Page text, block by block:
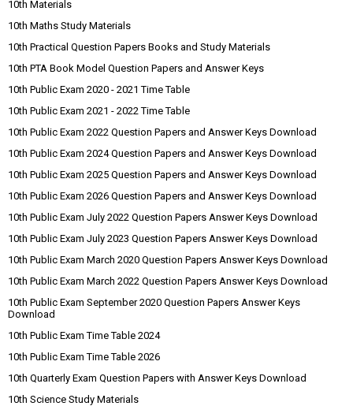
10th Materials
10th Maths Study Materials
10th Practical Question Papers Books and Study Materials
10th PTA Book Model Question Papers and Answer Keys
10th Public Exam 2020 - 2021 Time Table
10th Public Exam 2021 - 2022 Time Table
10th Public Exam 2022 Question Papers and Answer Keys Download
10th Public Exam 2024 Question Papers and Answer Keys Download
10th Public Exam 2025 Question Papers and Answer Keys Download
10th Public Exam 2026 Question Papers and Answer Keys Download
10th Public Exam July 2022 Question Papers Answer Keys Download
10th Public Exam July 2023 Question Papers Answer Keys Download
10th Public Exam March 2020 Question Papers Answer Keys Download
10th Public Exam March 2022 Question Papers Answer Keys Download
10th Public Exam September 2020 Question Papers Answer Keys
Download
10th Public Exam Time Table 2024
10th Public Exam Time Table 2026
10th Quarterly Exam Question Papers with Answer Keys Download
10th Science Study Materials